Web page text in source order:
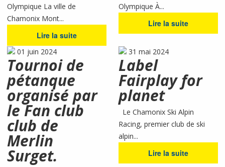
Olympique La ville de
Chamonix Mont...
Lire la suite
Olympique À...
Lire la suite
01 juin 2024
Tournoi de
pétanque
organisé par
le Fan club
club de
Merlin
Surget.
31 mai 2024
Label
Fairplay for
planet
Le Chamonix Ski Alpin
Racing, premier club de ski
alpin...
Lire la suite